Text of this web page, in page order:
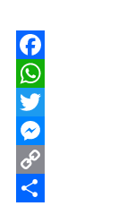
Facebook
WhatsApp
Twitter
Messenger
Copy